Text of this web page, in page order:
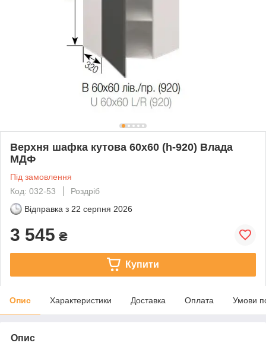
Верхня шафка кутова 60х60 (h-920) Влада
МДФ
Під замовлення
Код: 032-53
Роздріб
Відправка з 22 серпня 2026
3 545 ₴
Купити
Опис Характеристики Доставка Оплата Умови
Опис